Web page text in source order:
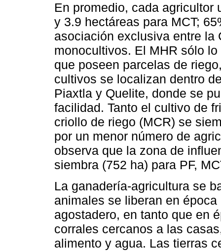
En promedio, cada agricultor
y 3.9 hectáreas para MCT;
asociación exclusiva entre la
monocultivos. El MHR sólo
que poseen parcelas de
cultivos se localizan dentro
Piaxtla y Quelite, donde se
facilidad. Tanto el cultivo de
criollo de riego (MCR) se
por un menor número de
observa que la zona de
siembra (752 ha) para PF,
La ganadería-agricultura se
animales se liberan en
agostadero, en tanto que en
corrales cercanos a las
alimento y agua. Las tierras